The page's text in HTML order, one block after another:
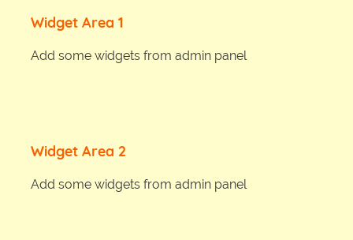
Widget Area 1
Add some widgets from admin panel
Widget Area 2
Add some widgets from admin panel